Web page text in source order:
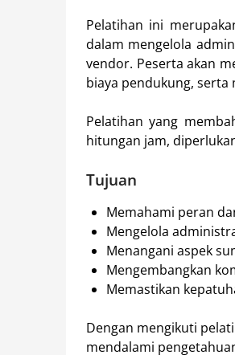
Pelatihan ini
dalam mengelola
vendor. Peserta akan
biaya pendukung,
Pelatihan yang
hitungan jam,
Tujuan
Memahami peran
Mengelola
Menangani aspek
Mengembangkan
Memastikan
Dengan mengikuti
mendalami